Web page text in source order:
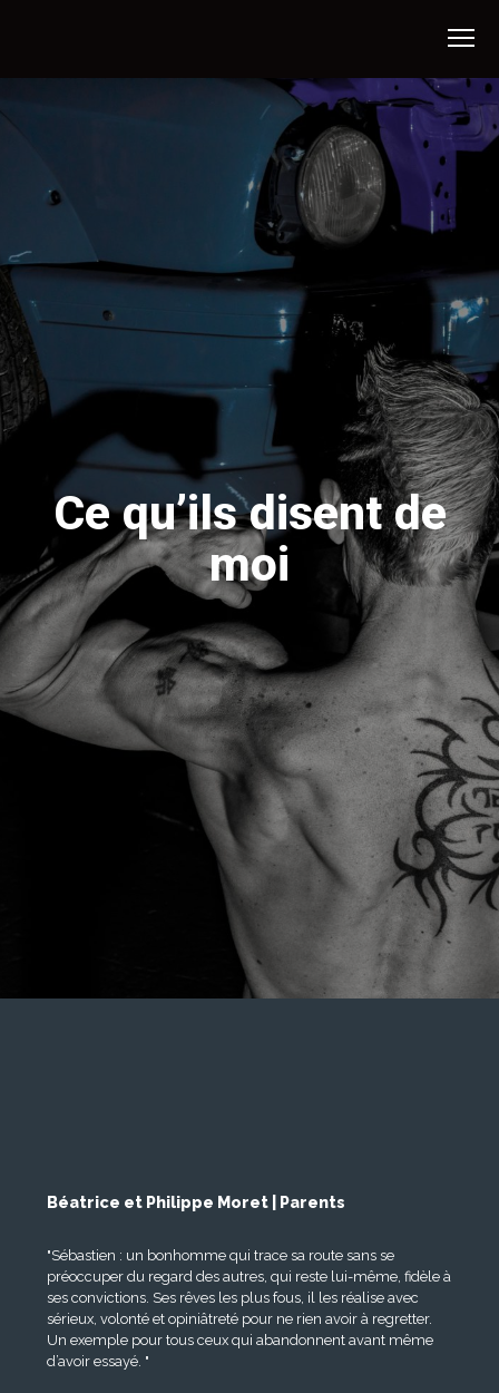
Ce qu’ils disent de
moi
Béatrice et Philippe Moret | Parents
"Sébastien : un bonhomme qui trace sa route sans se
préoccuper du regard des autres, qui reste lui-même, fidèle à
ses convictions. Ses rêves les plus fous, il les réalise avec
sérieux, volonté et opiniâtreté pour ne rien avoir à regretter.
Un exemple pour tous ceux qui abandonnent avant même
d’avoir essayé. "